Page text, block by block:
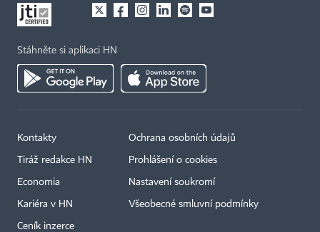
Stáhněte si aplikaci HN
Kontakty
Tiráž redakce HN
Economia
Kariéra v HN
Ceník inzerce
Ochrana osobních údajů
Prohlášení o cookies
Nastavení soukromí
Všeobecné smluvní podmínky